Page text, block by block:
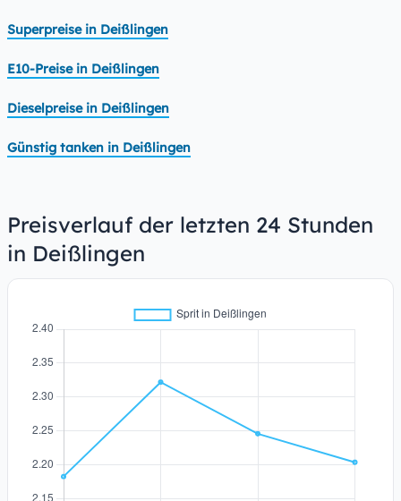
Superpreise in Deißlingen
E10-Preise in Deißlingen
Dieselpreise in Deißlingen
Günstig tanken in Deißlingen
Preisverlauf der letzten 24 Stunden
in Deißlingen